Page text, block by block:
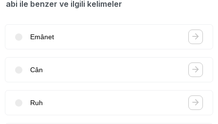
abi ile benzer ve ilgili kelimeler
Emânet
Cân
Ruh